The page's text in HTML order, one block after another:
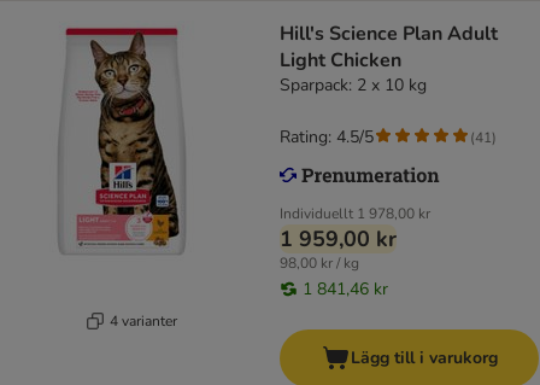
4 varianter
Hill's Science Plan Adult
Light Chicken
Sparpack: 2 x 10 kg
Individuellt 1 978,00 kr
1 959,00 kr
98,00 kr / kg
1 841,46 kr
Rating: 4.5/5 (41)
Lägg till i varukorg